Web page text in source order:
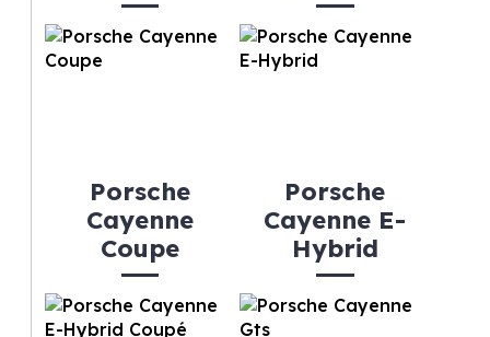
Porsche
Cayenne
Coupe
Porsche
Cayenne E-
Hybrid